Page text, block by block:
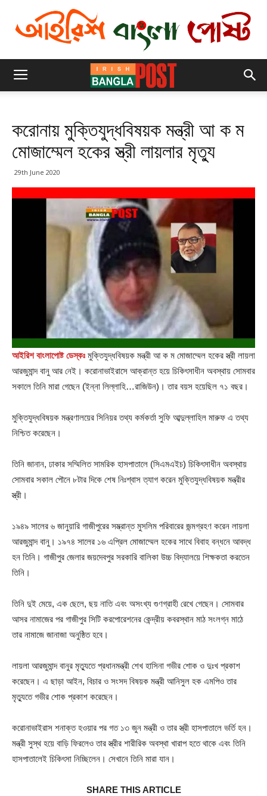
করোনায় মুক্তিযুদ্ধবিষয়ক মন্ত্রী আ ক ম
মোজাম্মেল হকের স্ত্রী লায়লার মৃত্যু
29th June 2020
আইরিশ বাংলাপোষ্ট ডেস্কঃ মুক্তিযুদ্ধবিষয়ক মন্ত্রী আ ক ম মোজাম্মেল হকের স্ত্রী লায়লা
আরজুমান্দ বানু আর নেই। করোনাভাইরাসে আক্রান্ত হয়ে চিকিৎসাধীন অবস্থায় সোমবার
সকালে তিনি মারা গেছেন (ইন্না লিল্লাহি…রাজিউন)। তার বয়স হয়েছিল ৭১ বছর।
মুক্তিযুদ্ধবিষয়ক মন্ত্রণালয়ের সিনিয়র তথ্য কর্মকর্তা সুফি আব্দুল্লাহিল মারুফ এ তথ্য
নিশ্চিত করেছেন।
তিনি জানান, ঢাকার সম্মিলিত সামরিক হাসপাতালে (সিএমএইচ) চিকিৎসাধীন অবস্থায়
সোমবার সকাল পৌনে ৮টার দিকে শেষ নিঃশ্বাস ত্যাগ করেন মুক্তিযুদ্ধবিষয়ক মন্ত্রীর
স্ত্রী।
১৯৪৯ সালের ৬ জানুয়ারি গাজীপুরের সম্ভ্রান্ত মুসলিম পরিবারের জন্মগ্রহণ করেন লায়লা
আরজুমান্দ বানু। ১৯৭৪ সালের ১৬ এপ্রিল মোজাম্মেল হকের সাথে বিবাহ বন্ধনে আবদ্ধ
হন তিনি। গাজীপুর জেলার জয়দেবপুর সরকারি বালিকা উচ্চ বিদ্যালয়ে শিক্ষকতা করতেন
তিনি।
তিনি দুই মেয়ে, এক ছেলে, ছয় নাতি এবং অসংখ্য গুণগ্রাহী রেখে গেছেন। সোমবার
আসর নামাজের পর গাজীপুর সিটি করপোরেশনের কেন্দ্রীয় কবরস্থান মাঠ সংলগ্ন মাঠে
তার নামাজে জানাজা অনুষ্ঠিত হবে।
লায়লা আরজুমান্দ বানুর মৃত্যুতে প্রধানমন্ত্রী শেখ হাসিনা গভীর শোক ও দুঃখ প্রকাশ
করেছেন। এ ছাড়া আইন, বিচার ও সংসদ বিষয়ক মন্ত্রী আনিসুল হক এমপিও তার
মৃত্যুতে গভীর শোক প্রকাশ করেছেন।
করোনাভাইরাস শনাক্ত হওয়ার পর গত ১৩ জুন মন্ত্রী ও তার স্ত্রী হাসপাতালে ভর্তি হন।
মন্ত্রী সুস্থ হয়ে বাড়ি ফিরলেও তার স্ত্রীর শারীরিক অবস্থা খারাপ হতে থাকে এবং তিনি
হাসপাতালেই চিকিৎসা নিচ্ছিলেন। সেখানে তিনি মারা যান।
SHARE THIS ARTICLE